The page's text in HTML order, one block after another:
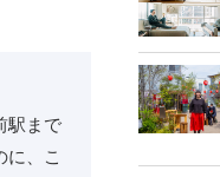
駅まで
、こ